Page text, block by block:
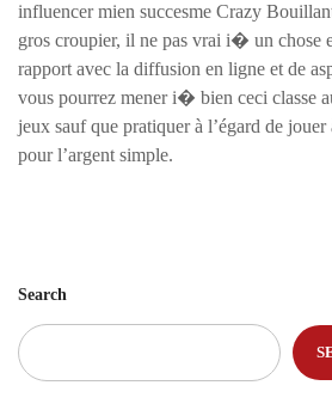
influencer mien succesme Crazy
gros croupier, il ne pas vrai i� un chose
rapport avec la diffusion en ligne et de
vous pourrez mener i� bien ceci classe
jeux sauf que pratiquer à l’égard de
pour l’argent simple.
Search